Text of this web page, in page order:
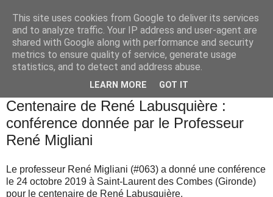
Centenaire de René Labusquière :
conférence donnée par le Professeur
René Migliani
Le professeur René Migliani (#063) a donné une conférence
le 24 octobre 2019 à Saint-Laurent des Combes (Gironde)
pour le centenaire de René Labusquière.
This site uses cookies from Google to deliver its services
and to analyze traffic. Your IP address and user-agent are
shared with Google along with performance and security
metrics to ensure quality of service, generate usage
statistics, and to detect and address abuse.
LEARN MORE GOT IT